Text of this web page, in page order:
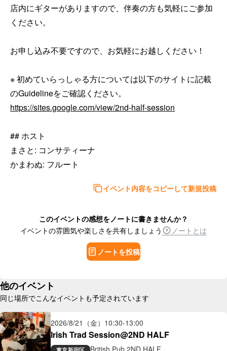
店内にギターがありますので、伴奏の方も気軽にご参加
ください。
お申し込み不要ですので、お気軽にお越しください！
※ 初めていらっしゃる方については以下のサイトに記載
https://sites.google.com/view/2nd-half-session
## ホスト
まさと: コンサティーナ
かまわぬ: フルート
イベント内容をコピーして新規投稿
このイベントの感想をノートに書きませんか？
イベントの雰囲気や楽しさを共有しましょう
ノートとは
ノートを投稿
他のイベント
同じ場所でこんなイベントも予定されています
2026/8/21（金） 10:30-13:00
Irish Trad Session@2ND HALF
British Pub 2ND HALF